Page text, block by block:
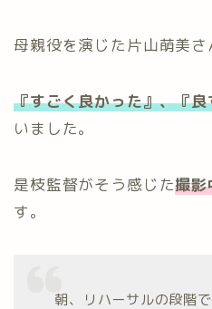
母親役を演じた片山萌美さ
『すごく良かった』、『
いました。
是枝監督がそう感じた撮影
す。
朝、リハーサルの段階